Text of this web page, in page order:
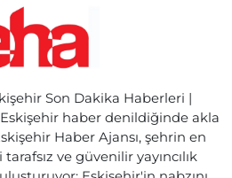
Son Dakika Haberleri |
Eskişehir haber denildiğinde akla
Haber Ajansı, şehrin en
ve güvenilir yayıncılık